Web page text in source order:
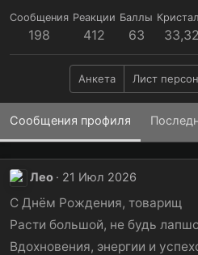
Сообщения
198
Реакции
412
Баллы
63
Анкета Лист
Сообщения профиля
Лео 21 Июл 2026
С Днём Рождения, товарищ
Расти большой, не будь
Вдохновения, энергии и